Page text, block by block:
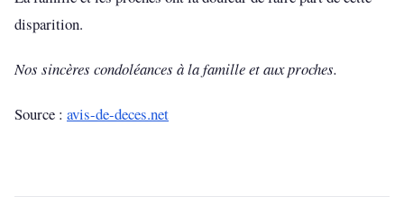
disparition.
Nos sincères condoléances à la famille et aux proches.
Source : avis-de-deces.net